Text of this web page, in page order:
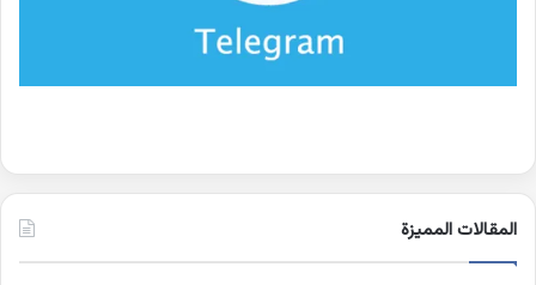
المقالات المميزة